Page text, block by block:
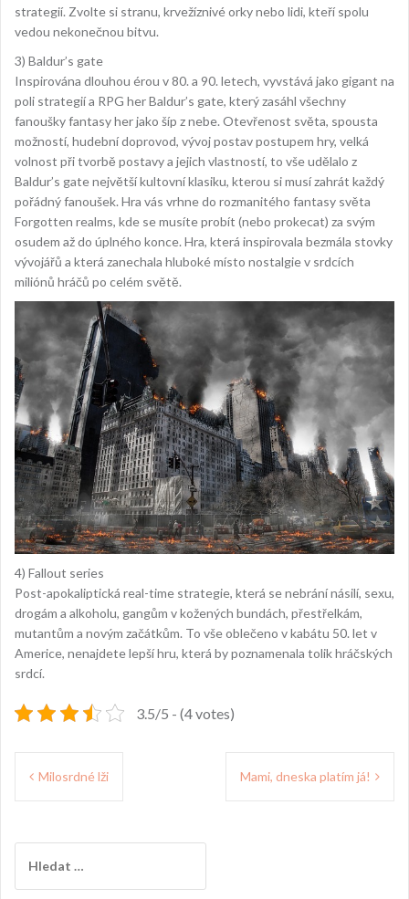
strategií. Zvolte si stranu, krvežíznivé orky nebo lidi, kteří spolu
vedou nekonečnou bitvu.
3) Baldur’s gate
Inspirována dlouhou érou v 80. a 90. letech, vyvstává jako gigant na
poli strategií a RPG her Baldur’s gate, který zasáhl všechny
fanoušky fantasy her jako šíp z nebe. Otevřenost světa, spousta
možností, hudební doprovod, vývoj postav postupem hry, velká
volnost při tvorbě postavy a jejich vlastností, to vše udělalo z
Baldur’s gate největší kultovní klasiku, kterou si musí zahrát každý
pořádný fanoušek. Hra vás vrhne do rozmanitého fantasy světa
Forgotten realms, kde se musíte probít (nebo prokecat) za svým
osudem až do úplného konce. Hra, která inspirovala bezmála stovky
vývojářů a která zanechala hluboké místo nostalgie v srdcích
miliónů hráčů po celém světě.
4) Fallout series
Post-apokaliptická real-time strategie, která se nebrání násilí, sexu,
drogám a alkoholu, gangům v kožených bundách, přestřelkám,
mutantům a novým začátkům. To vše oblečeno v kabátu 50. let v
Americe, nenajdete lepší hru, která by poznamenala tolik hráčských
srdcí.
3.5/5 - (4 votes)
Navigace
Milosrdné lži Mami, dneska platím já!